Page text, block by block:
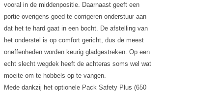
vooral in de middenpositie. Daarnaast geeft een
portie overigens goed te corrigeren onderstuur aan
dat het te hard gaat in een bocht. De afstelling van
het onderstel is op comfort gericht, dus de meest
oneffenheden worden keurig gladgestreken. Op een
echt slecht wegdek heeft de achteras soms wel wat
moeite om te hobbels op te vangen.
Mede dankzij het optionele Pack Safety Plus (650